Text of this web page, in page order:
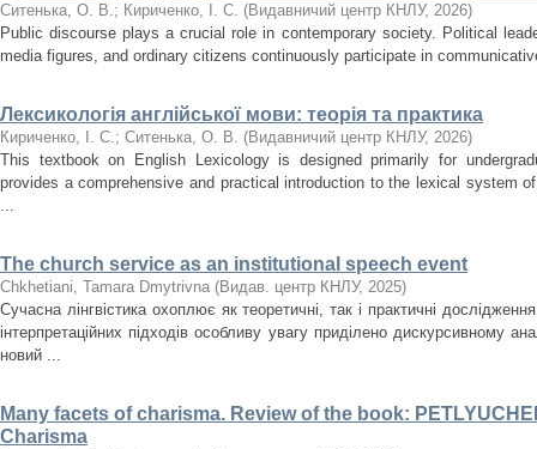
Ситенька, О. В.; Кириченко, І. С. (Видавничий центр КНЛУ, 2026)
Public discourse plays a crucial role in contemporary society. Political
media figures, and ordinary citizens continuously participate in
Лексикологія англійської мови: теорія та практика
Кириченко, І. С.; Ситенька, О. В. (Видавничий центр КНЛУ, 2026)
This textbook on English Lexicology is designed primarily for
provides a comprehensive and practical introduction to the lexical system
...
The church service as an institutional speech event
Chkhetiani, Tamara Dmytrivna (Видав. центр КНЛУ, 2025)
Сучасна лінгвістика охоплює як теоретичні, так і практичні
інтерпретаційних підходів особливу увагу приділено дискурсивному
новий ...
Many facets of charisma. Review of the book:
Charisma